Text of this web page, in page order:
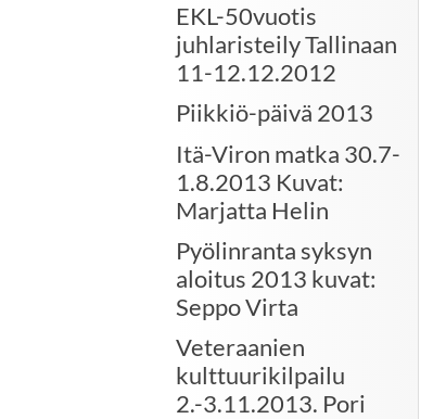
EKL-50vuotis
juhlaristeily Tallinaan
11-12.12.2012
Piikkiö-päivä 2013
Itä-Viron matka 30.7-
1.8.2013 Kuvat:
Marjatta Helin
Pyölinranta syksyn
aloitus 2013 kuvat:
Seppo Virta
Veteraanien
kulttuurikilpailu
2.-3.11.2013. Pori